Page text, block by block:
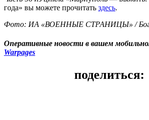
года» вы можете прочитать здесь.
Фото: ИА «ВОЕННЫЕ СТРАНИЦЫ» /
Оперативные новости в вашем
Warpages
поделиться: